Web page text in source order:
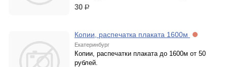
30 р.
Копии, распечатка плаката 1600м
Екатеринбург
Копии, распечатки плаката до 1600м от 50
рублей.